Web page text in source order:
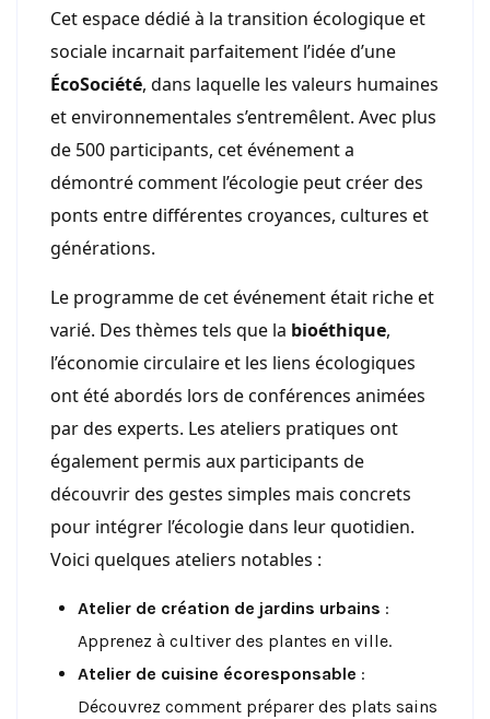
Cet espace dédié à la transition écologique et
sociale incarnait parfaitement l’idée d’une
ÉcoSociété, dans laquelle les valeurs humaines
et environnementales s’entremêlent. Avec plus
de 500 participants, cet événement a
démontré comment l’écologie peut créer des
ponts entre différentes croyances, cultures et
générations.
Le programme de cet événement était riche et
varié. Des thèmes tels que la bioéthique,
l’économie circulaire et les liens écologiques
ont été abordés lors de conférences animées
par des experts. Les ateliers pratiques ont
également permis aux participants de
découvrir des gestes simples mais concrets
pour intégrer l’écologie dans leur quotidien.
Voici quelques ateliers notables :
Atelier de création de jardins urbains :
Apprenez à cultiver des plantes en ville.
Atelier de cuisine écoresponsable :
Découvrez comment préparer des plats sains